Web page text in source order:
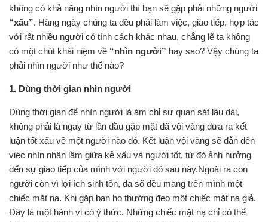
không có khả năng nhìn người thì bạn sẽ gặp phải những người
“xấu”. Hàng ngày chúng ta đều phải làm việc, giao tiếp, hợp tác
với rất nhiều người có tính cách khác nhau, chẳng lẽ ta không
có một chút khái niệm về “nhìn người” hay sao? Vậy chúng ta
phải nhìn người như thế nào?
1. Dùng thời gian nhìn người
Dùng thời gian để nhìn người là ám chỉ sự quan sát lâu dài,
không phải là ngay từ lần đầu gặp mặt đã vội vàng đưa ra kết
luận tốt xấu về một người nào đó. Kết luận vội vàng sẽ dẫn đến
việc nhìn nhận lầm giữa kẻ xấu và người tốt, từ đó ảnh hưởng
đến sự giao tiếp của mình với người đó sau này.Ngoài ra con
người còn vì lợi ích sinh tồn, đa số đều mang trên mình một
chiếc mặt nạ. Khi gặp bạn họ thường đeo một chiếc mặt nạ giả.
Đây là một hành vi có ý thức. Những chiếc mặt nạ chỉ có thể